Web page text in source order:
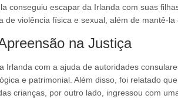
conseguiu escapar da Irlanda com suas
de violência física e sexual, além de mantê-la
na Justiça
Irlanda com a ajuda de autoridades
e patrimonial. Além disso, foi relatado
crianças, por outro lado, ingressou com